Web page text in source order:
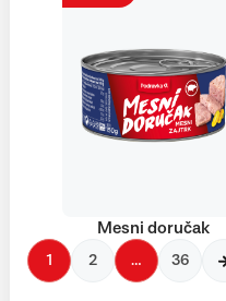
Mesni doručak
1 2 … 36